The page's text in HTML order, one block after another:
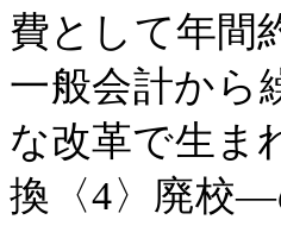
費として年間
一般会計から
な改革で生ま
換〈4〉廃校